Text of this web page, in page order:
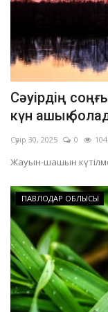
Сәуірдің
күн ашық
Сәуір 30, 2025 0 104
Жауын-шашын
ПАВЛОДАР ОБЛЫСЫ